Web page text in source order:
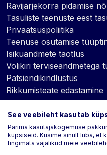
Ravijärjekorra pidamise
Tasuliste teenuste eest
Privaatsuspoliitika
Teenuse osutamise
Isikuandmete taotlus
Volikiri terviseandmetega
Patsiendikindlustus
Rikkumisteate edastamine
Küpsised
See veebileht kasutab
Parima kasutajakogemuse
küpsiseid. Küsime sinult luba, et
tingimata vajalikud meie